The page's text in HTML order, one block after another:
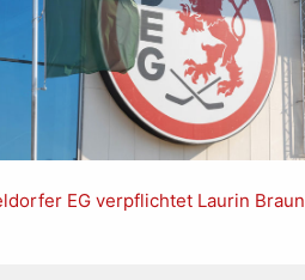
EG verpflichtet Laurin Braun